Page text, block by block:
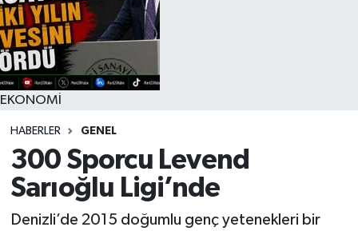
EKONOMİ
HABERLER GENEL
300 Sporcu Levend
Sarıoğlu Ligi’nde
Denizli’de 2015 doğumlu genç yetenekleri bir